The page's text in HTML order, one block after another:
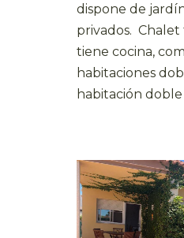
dispone de
privados.
tiene cocina,
habitaciones
habitación doble